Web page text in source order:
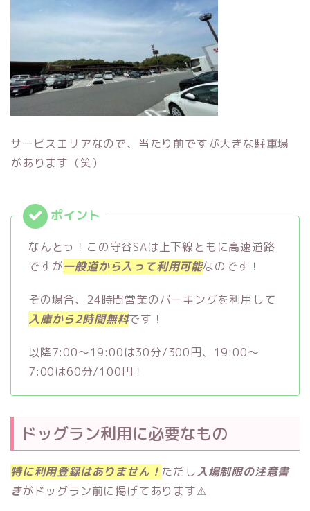
サービスエリアなので、当たり前ですが大きな駐車場
があります（笑）
なんとっ！この守谷SAは上下線ともに高速道路
ですが一般道から入って利用可能なのです！
その場合、24時間営業のパーキングを利用して
入庫から2時間無料です！
以降7:00～19:00は30分/300円、19:00～
7:00は60分/100円！
ドッグラン利用に必要なもの
特に利用登録はありません！ ただし入場制限の注意書
きがドッグラン前に掲げてあります⚠︎